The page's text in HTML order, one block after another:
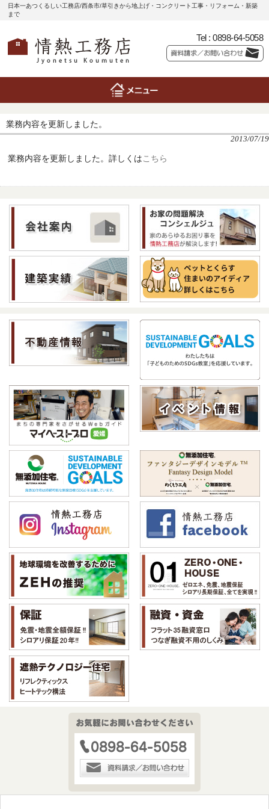
日本一あつくるしい工務店/西条市/草引きから地上げ・コンクリート工事・リフォーム・新築
まで
Tel : 0898-64-5058
業務内容を更新しました。
2013/07/19
業務内容を更新しました。詳しくはこちら